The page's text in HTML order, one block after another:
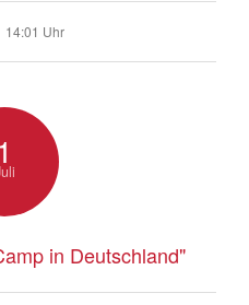
14:01 Uhr
in Deutschland"